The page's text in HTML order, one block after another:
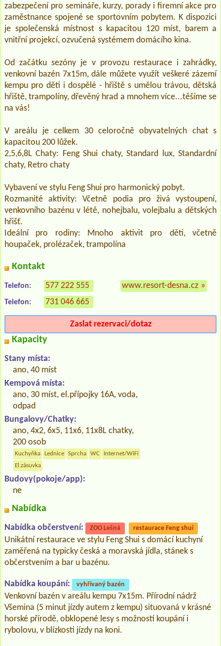
zabezpečení pro semináře, kurzy, porady i firemní akce pro
zaměstnance spojené se sportovním pobytem. K dispozici
je společenská místnost s kapacitou 120 míst, barem a
vnitřní projekcí, ozvučená systémem domácího kina.
Od začátku sezóny je v provozu restaurace i zahrádky,
venkovní bazén 7x15m, dále můžete využít veškeré zázemí
kempu pro děti i dospělé - hřiště s umělou trávou, dětská
hřiště, trampolíny, dřevěný hrad a mnohem více...těšíme se
na vás!
V areálu je celkem 30 celoročně obyvatelných chat s
kapacitou 200 lůžek.
2,5,6,8L Chaty: Feng Shui chaty, Standard lux, Standardní
chaty, Retro chaty
Vybavení ve stylu Feng Shui pro harmonický pobyt.
Rozmanité aktivity: Včetně podia pro živá vystoupení,
venkovního bazénu v létě, nohejbalu, volejbalu a dětských
hřišť.
Ideální pro rodiny: Mnoho aktivit pro děti, včetně
houpaček, prolézaček, trampolína
Kontakt
Telefon: 577 222 555
Telefon: 731 046 665
www.resort-desna.cz »
Zaslat rezervaci/dotaz
Kapacity
Stany místa:
ano, 40 míst
Kempová místa:
ano, 30 míst, el.přípojky 16A, voda,
odpad
Bungalovy/Chatky:
ano, 4x2, 6x5, 11x6, 11x8L chatky,
200 osob
Kuchyňka Lednice Sprcha WC
Internet/WiFi
El.zásuvka
Budovy(pokoje/app):
ne
Nabídka
Nabídka občerstvení: ZOO Lešná restaurace Feng shui
Unikátní restaurace ve stylu Feng Shui s domácí kuchyní
zaměřená na typicky česká a moravská jídla, stánek s
občerstvením a bar u bazénu.
Nabídka koupání: vyhřívaný bazén
Venkovní bazén v areálu kempu 7x15m. Přírodní nádrž
Všemina (5 minut jízdy autem z kempu) situovaná v krásné
horské přírodě, obklopené lesy s možností koupání i
rybolovu, v blízkosti jízdy na koni.